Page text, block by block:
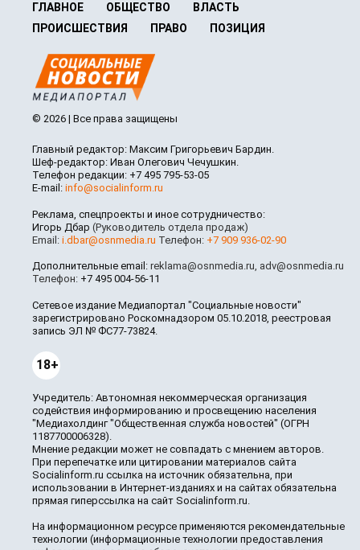
ГЛАВНОЕ ОБЩЕСТВО
ВЛАСТЬ
ПРОИСШЕСТВИЯ
ПРАВО ПОЗИЦИЯ
© 2026 | Все права защищены
Главный редактор: Максим Григорьевич Бардин.
Шеф-редактор: Иван Олегович Чечушкин.
Телефон редакции: +7 495 795-53-05
E-mail: info@socialinform.ru
Реклама, спецпроекты и иное сотрудничество:
Игорь Дбар (Руководитель отдела продаж)
Email: i.dbar@osnmedia.ru Телефон: +7 909 936-02-90
Дополнительные email: reklama@osnmedia.ru, adv@osnmedia.ru
Телефон: +7 495 004-56-11
Сетевое издание Медиапортал "Социальные новости"
зарегистрировано Роскомнадзором 05.10.2018, реестровая
запись ЭЛ № ФС77-73824.
18+
Учредитель: Автономная некоммерческая организация
содействия информированию и просвещению населения
"Медиахолдинг "Общественная служба новостей" (ОГРН
1187700006328).
Мнение редакции может не совпадать с мнением авторов.
При перепечатке или цитировании материалов сайта
Socialinform.ru ссылка на источник обязательна, при
использовании в Интернет-изданиях и на сайтах обязательна
прямая гиперссылка на сайт Socialinform.ru.
На информационном ресурсе применяются рекомендательные
технологии (информационные технологии предоставления